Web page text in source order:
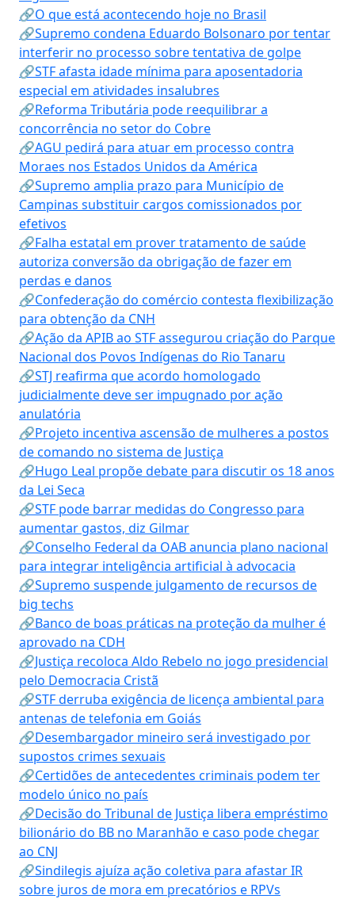
🔗O que está acontecendo hoje no Brasil
🔗Supremo condena Eduardo Bolsonaro por tentar
interferir no processo sobre tentativa de golpe
🔗STF afasta idade mínima para aposentadoria
especial em atividades insalubres
🔗Reforma Tributária pode reequilibrar a
concorrência no setor do Cobre
🔗AGU pedirá para atuar em processo contra
Moraes nos Estados Unidos da América
🔗Supremo amplia prazo para Município de
Campinas substituir cargos comissionados por
efetivos
🔗Falha estatal em prover tratamento de saúde
autoriza conversão da obrigação de fazer em
perdas e danos
🔗Confederação do comércio contesta flexibilização
para obtenção da CNH
🔗Ação da APIB ao STF assegurou criação do Parque
Nacional dos Povos Indígenas do Rio Tanaru
🔗STJ reafirma que acordo homologado
judicialmente deve ser impugnado por ação
anulatória
🔗Projeto incentiva ascensão de mulheres a postos
de comando no sistema de Justiça
🔗Hugo Leal propõe debate para discutir os 18 anos
da Lei Seca
🔗STF pode barrar medidas do Congresso para
aumentar gastos, diz Gilmar
🔗Conselho Federal da OAB anuncia plano nacional
para integrar inteligência artificial à advocacia
🔗Supremo suspende julgamento de recursos de
big techs
🔗Banco de boas práticas na proteção da mulher é
aprovado na CDH
🔗Justiça recoloca Aldo Rebelo no jogo presidencial
pelo Democracia Cristã
🔗STF derruba exigência de licença ambiental para
antenas de telefonia em Goiás
🔗Desembargador mineiro será investigado por
supostos crimes sexuais
🔗Certidões de antecedentes criminais podem ter
modelo único no país
🔗Decisão do Tribunal de Justiça libera empréstimo
bilionário do BB no Maranhão e caso pode chegar
ao CNJ
🔗Sindilegis ajuíza ação coletiva para afastar IR
sobre juros de mora em precatórios e RPVs